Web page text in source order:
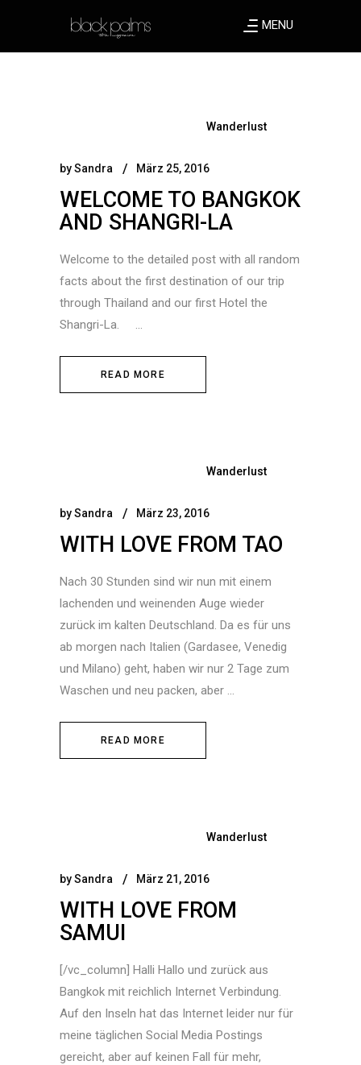
MENU
Wanderlust
bySandra März 25, 2016
WELCOME TO BANGKOK
AND SHANGRI-LA
Welcome to the detailed post with all random
facts about the first destination of our trip
through Thailand and our first Hotel the
Shangri-La.
READ MORE
Wanderlust
bySandra März 23, 2016
WITH LOVE FROM TAO
Nach 30 Stunden sind wir nun mit einem
lachenden und weinenden Auge wieder
zurück im kalten Deutschland. Da es für uns
ab morgen nach Italien (Gardasee, Venedig
und Milano) geht, haben wir nur 2 Tage zum
Waschen und neu packen, aber
READ MORE
Wanderlust
bySandra März 21, 2016
WITH LOVE FROM
SAMUI
[/vc_column] Halli Hallo und zurück aus
Bangkok mit reichlich Internet Verbindung.
Auf den Inseln hat das Internet leider nur für
meine täglichen Social Media Postings
gereicht, aber auf keinen Fall für mehr,